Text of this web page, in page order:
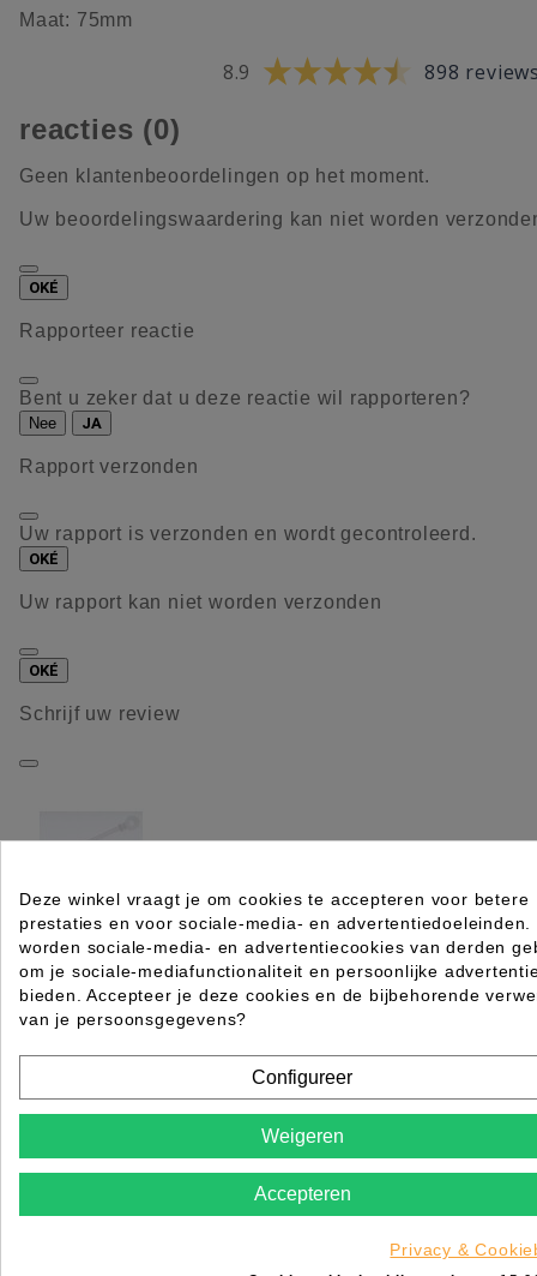
Maat: 75mm
8.9 898
reacties (0)
Geen klantenbeoordelingen op het moment.
Uw beoordelingswaardering kan niet worden
OKÉ
Rapporteer reactie
Bent u zeker dat u deze reactie wil rapporteren?
Nee JA
Rapport verzonden
Uw rapport is verzonden en wordt gecontroleerd.
OKÉ
Uw rapport kan niet worden verzonden
OKÉ
Schrijf uw review
PERM ELASTIEK SIL.KORT ROND VERSTERKT
Rating forQuality
Uw naam
Deze winkel vraagt je om cookies te accepteren voor betere
prestaties en voor sociale-media- en advertentiedoeleinden.
worden sociale-media- en advertentiecookies van derden
om je sociale-mediafunctionaliteit en persoonlijke
bieden. Accepteer je deze cookies en de bijbehorende
van je persoonsgegevens?
Configureer
Weigeren
Accepteren
Privacy &